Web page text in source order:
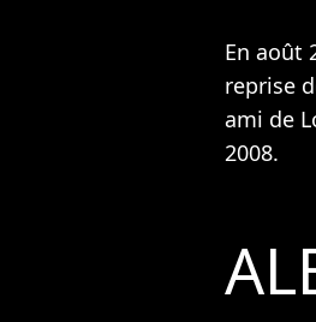
En août
reprise
ami de
2008.